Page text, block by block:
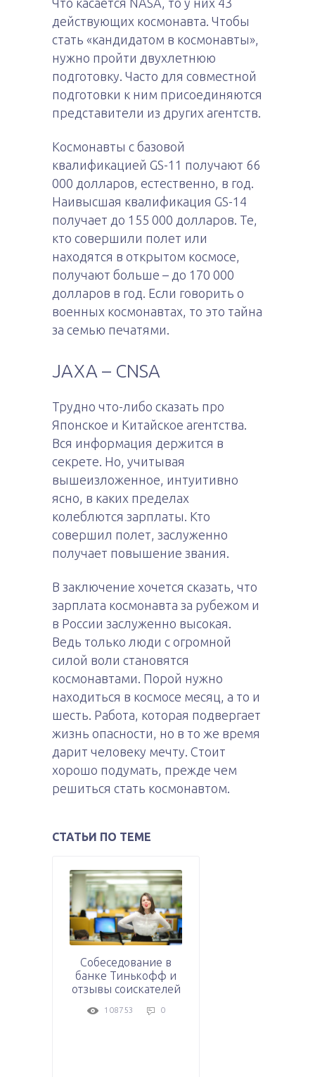
Что касается NASA, то у них 43
действующих космонавта. Чтобы
стать «кандидатом в космонавты»,
нужно пройти двухлетнюю
подготовку. Часто для совместной
подготовки к ним присоединяются
представители из других агентств.
Космонавты с базовой
квалификацией GS-11 получают 66
000 долларов, естественно, в год.
Наивысшая квалификация GS-14
получает до 155 000 долларов. Те,
кто совершили полет или
находятся в открытом космосе,
получают больше – до 170 000
долларов в год. Если говорить о
военных космонавтах, то это тайна
за семью печатями.
JAXA – CNSA
Трудно что-либо сказать про
Японское и Китайское агентства.
Вся информация держится в
секрете. Но, учитывая
вышеизложенное, интуитивно
ясно, в каких пределах
колеблются зарплаты. Кто
совершил полет, заслуженно
получает повышение звания.
В заключение хочется сказать, что
зарплата космонавта за рубежом и
в России заслуженно высокая.
Ведь только люди с огромной
силой воли становятся
космонавтами. Порой нужно
находиться в космосе месяц, а то и
шесть. Работа, которая подвергает
жизнь опасности, но в то же время
дарит человеку мечту. Стоит
хорошо подумать, прежде чем
решиться стать космонавтом.
СТАТЬИ ПО ТЕМЕ
Собеседование в
банке Тинькофф и
отзывы соискателей
108753 0